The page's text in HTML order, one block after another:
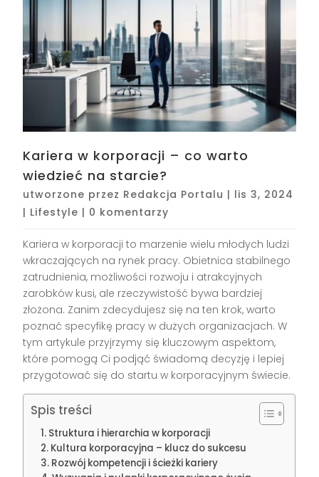
Kariera w korporacji – co warto
wiedzieć na starcie?
utworzone przez Redakcja Portalu | lis 3, 2024
| Lifestyle | 0 komentarzy
Kariera w korporacji to marzenie wielu młodych ludzi
wkraczających na rynek pracy. Obietnica stabilnego
zatrudnienia, możliwości rozwoju i atrakcyjnych
zarobków kusi, ale rzeczywistość bywa bardziej
złożona. Zanim zdecydujesz się na ten krok, warto
poznać specyfikę pracy w dużych organizacjach. W
tym artykule przyjrzymy się kluczowym aspektom,
które pomogą Ci podjąć świadomą decyzję i lepiej
przygotować się do startu w korporacyjnym świecie.
Spis treści
Struktura i hierarchia w korporacji
Kultura korporacyjna – klucz do sukcesu
Rozwój kompetencji i ścieżki kariery